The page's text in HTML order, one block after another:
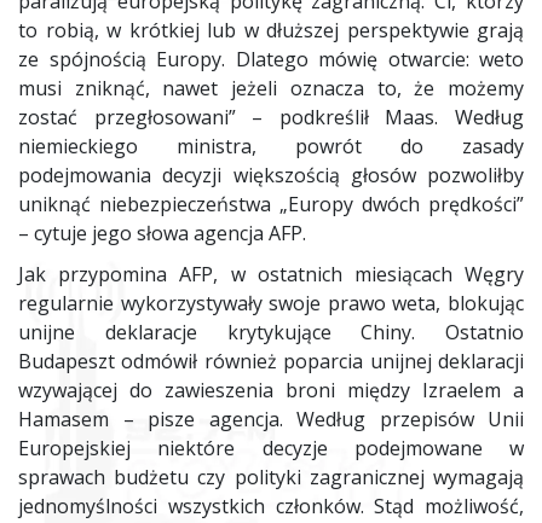
to robią, w krótkiej lub w dłuższej perspektywie grają
ze spójnością Europy. Dlatego mówię otwarcie: weto
musi zniknąć, nawet jeżeli oznacza to, że możemy
zostać przegłosowani” – podkreślił Maas. Według
niemieckiego ministra, powrót do zasady
podejmowania decyzji większością głosów pozwoliłby
uniknąć niebezpieczeństwa „Europy dwóch prędkości”
– cytuje jego słowa agencja AFP.
Jak przypomina AFP, w ostatnich miesiącach Węgry
regularnie wykorzystywały swoje prawo weta, blokując
unijne deklaracje krytykujące Chiny. Ostatnio
Budapeszt odmówił również poparcia unijnej deklaracji
wzywającej do zawieszenia broni między Izraelem a
Hamasem – pisze agencja. Według przepisów Unii
Europejskiej niektóre decyzje podejmowane w
sprawach budżetu czy polityki zagranicznej wymagają
jednomyślności wszystkich członków. Stąd możliwość,